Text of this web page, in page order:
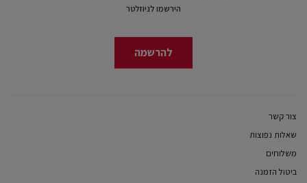
הירשמו לניוזלטר
להרשמה
צור קשר
שאלות נפוצות
משלוחים
ביטול הזמנה